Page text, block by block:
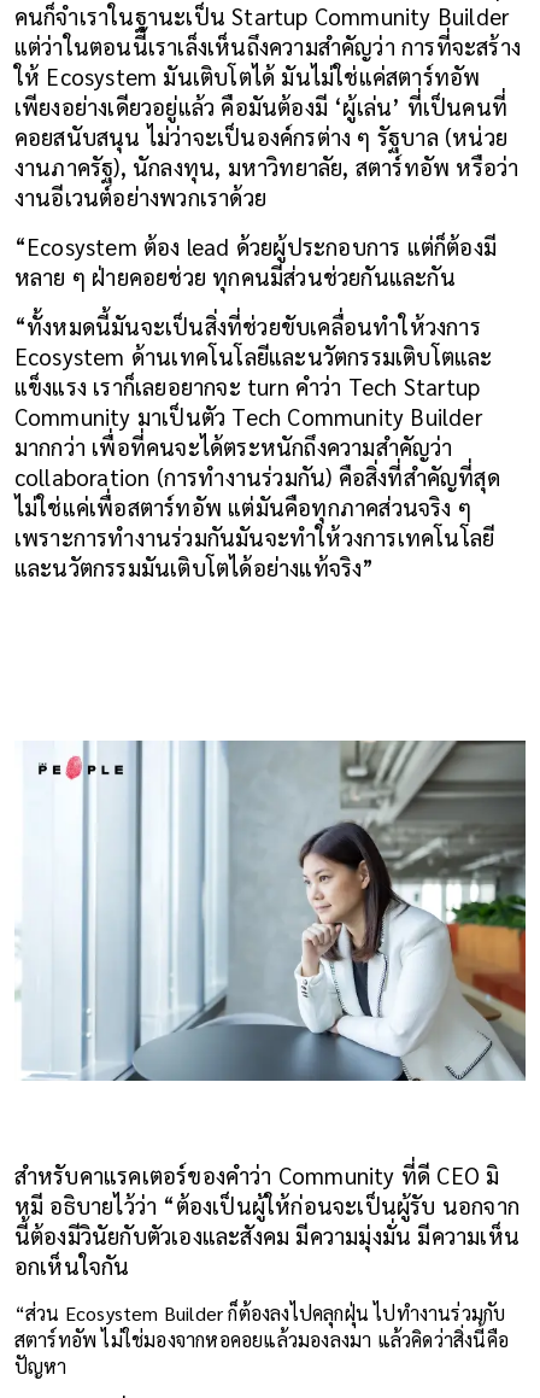
คนก็จำเราในฐานะเป็น Startup Community Builder
แต่ว่าในตอนนี้เราเล็งเห็นถึงความสำคัญว่า การที่จะสร้าง
ให้ Ecosystem มันเติบโตได้ มันไม่ใช่แค่สตาร์ทอัพ
เพียงอย่างเดียวอยู่แล้ว คือมันต้องมี ‘ผู้เล่น’ ที่เป็นคนที่
คอยสนับสนุน ไม่ว่าจะเป็นองค์กรต่าง ๆ รัฐบาล (หน่วย
งานภาครัฐ), นักลงทุน, มหาวิทยาลัย, สตาร์ทอัพ หรือว่า
งานอีเวนต์อย่างพวกเราด้วย
“Ecosystem ต้อง lead ด้วยผู้ประกอบการ แต่ก็ต้องมี
หลาย ๆ ฝ่ายคอยช่วย ทุกคนมีส่วนช่วยกันและกัน
“ทั้งหมดนี้มันจะเป็นสิ่งที่ช่วยขับเคลื่อนทำให้วงการ
Ecosystem ด้านเทคโนโลยีและนวัตกรรมเติบโตและ
แข็งแรง เราก็เลยอยากจะ turn คำว่า Tech Startup
Community มาเป็นตัว Tech Community Builder
มากกว่า เพื่อที่คนจะได้ตระหนักถึงความสำคัญว่า
collaboration (การทำงานร่วมกัน) คือสิ่งที่สำคัญที่สุด
ไม่ใช่แค่เพื่อสตาร์ทอัพ แต่มันคือทุกภาคส่วนจริง ๆ
เพราะการทำงานร่วมกันมันจะทำให้วงการเทคโนโลยี
และนวัตกรรมมันเติบโตได้อย่างแท้จริง”
สำหรับคาแรคเตอร์ของคำว่า Community ที่ดี CEO มิ
หมี อธิบายไว้ว่า “ต้องเป็นผู้ให้ก่อนจะเป็นผู้รับ นอกจาก
นี้ต้องมีวินัยกับตัวเองและสังคม มีความมุ่งมั่น มีความเห็น
อกเห็นใจกัน
“ส่วน Ecosystem Builder ก็ต้องลงไปคลุกฝุ่น ไปทำงานร่วมกับ
สตาร์ทอัพ ไม่ใช่มองจากหอคอยแล้วมองลงมา แล้วคิดว่าสิ่งนี้คือ
ปัญหา